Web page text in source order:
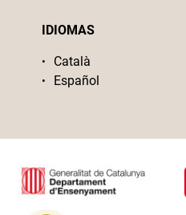
IDIOMAS
Català
Español